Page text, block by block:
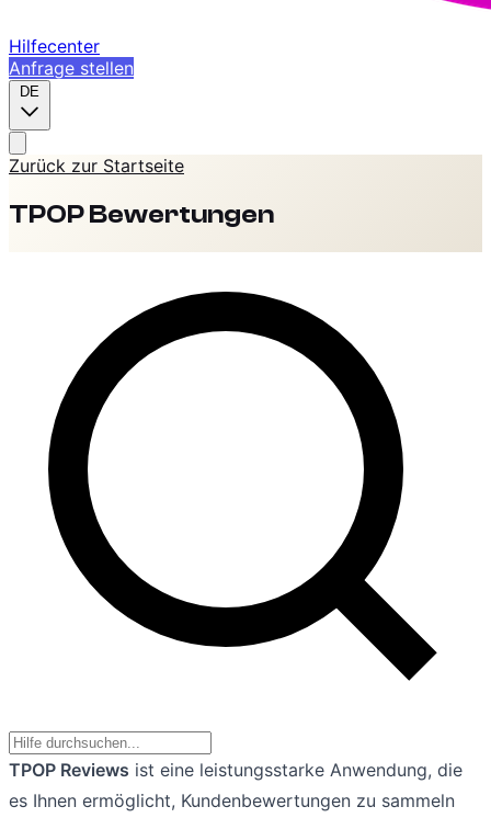
Hilfecenter
Anfrage stellen
DE
Zurück zur Startseite
TPOP Bewertungen
TPOP Reviews ist eine leistungsstarke Anwendung, die
es Ihnen ermöglicht, Kundenbewertungen zu sammeln